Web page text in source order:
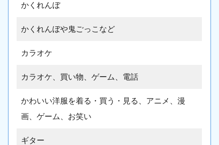
かくれんぼ
かくれんぼや鬼ごっこなど
カラオケ
カラオケ、買い物、ゲーム、電話
かわいい洋服を着る・買う・見る、アニメ、漫
画、ゲーム、お笑い
ギター